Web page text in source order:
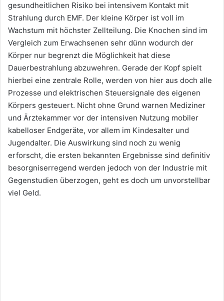
gesundheitlichen Risiko bei intensivem Kontakt mit
Strahlung durch EMF. Der kleine Körper ist voll im
Wachstum mit höchster Zellteilung. Die Knochen sind im
Vergleich zum Erwachsenen sehr dünn wodurch der
Körper nur begrenzt die Möglichkeit hat diese
Dauerbestrahlung abzuwehren. Gerade der Kopf spielt
hierbei eine zentrale Rolle, werden von hier aus doch alle
Prozesse und elektrischen Steuersignale des eigenen
Körpers gesteuert. Nicht ohne Grund warnen Mediziner
und Ärztekammer vor der intensiven Nutzung mobiler
kabelloser Endgeräte, vor allem im Kindesalter und
Jugendalter. Die Auswirkung sind noch zu wenig
erforscht, die ersten bekannten Ergebnisse sind definitiv
besorgniserregend werden jedoch von der Industrie mit
Gegenstudien überzogen, geht es doch um unvorstellbar
viel Geld.